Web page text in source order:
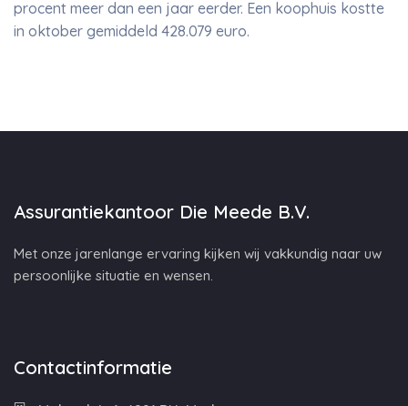
procent meer dan een jaar eerder. Een koophuis kostte
in oktober gemiddeld 428.079 euro.
Assurantiekantoor Die Meede B.V.
Met onze jarenlange ervaring kijken wij vakkundig naar uw
persoonlijke situatie en wensen.
Contactinformatie